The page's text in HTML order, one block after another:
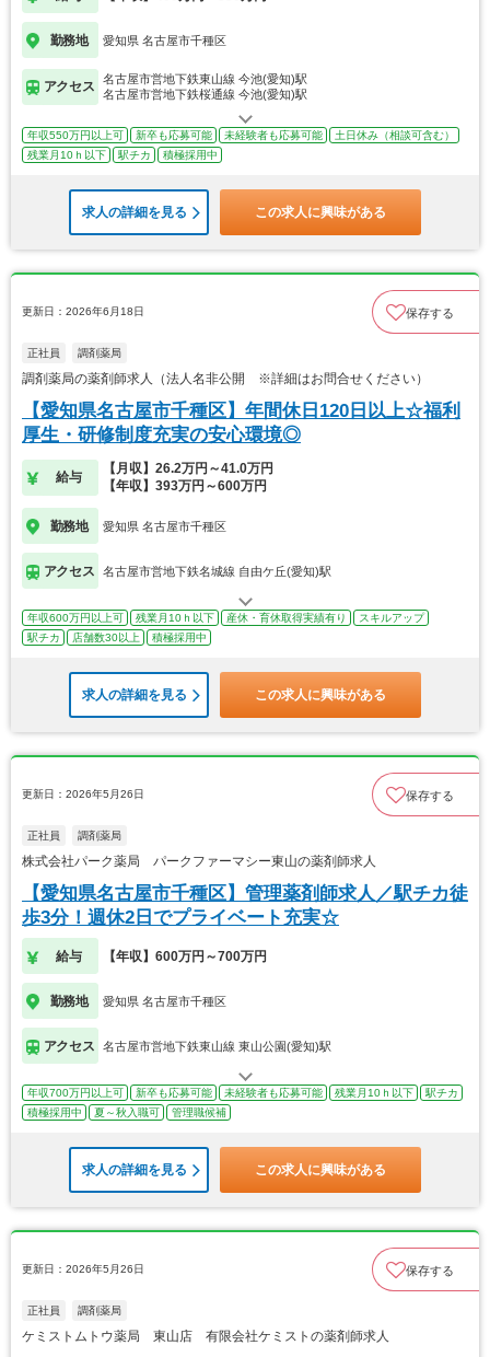
勤務地 愛知県 名古屋市千種区
アクセス
名古屋市営地下鉄東山線 今池(愛知)駅
名古屋市営地下鉄桜通線 今池(愛知)駅
年収550万円以上可 新卒も応募可能 未経験者も応募可能
土日休み（相談可含む）
残業月10ｈ以下
駅チカ 積極採用中
求人の詳細を見る この求人に興味がある
更新日：2026年6月18日 保存する
正社員 調剤薬局
調剤薬局の薬剤師求人（法人名非公開 ※詳細はお問合せください）
【愛知県名古屋市千種区】年間休日120日以上☆福利
厚生・研修制度充実の安心環境◎
給与
【月収】26.2万円～41.0万円
【年収】393万円～600万円
勤務地 愛知県 名古屋市千種区
アクセス 名古屋市営地下鉄名城線 自由ケ丘(愛知)駅
年収600万円以上可 残業月10ｈ以下 産休・育休取得実績有り
スキルアップ
駅チカ
店舗数30以上 積極採用中
求人の詳細を見る この求人に興味がある
更新日：2026年5月26日 保存する
正社員 調剤薬局
株式会社パーク薬局 パークファーマシー東山の薬剤師求人
【愛知県名古屋市千種区】管理薬剤師求人／駅チカ徒
歩3分！週休2日でプライベート充実☆
給与 【年収】600万円～700万円
勤務地 愛知県 名古屋市千種区
アクセス 名古屋市営地下鉄東山線 東山公園(愛知)駅
年収700万円以上可 新卒も応募可能 未経験者も応募可能 残業月10ｈ以下
駅チカ
積極採用中
夏～秋入職可 管理職候補
求人の詳細を見る この求人に興味がある
更新日：2026年5月26日 保存する
正社員 調剤薬局
ケミストムトウ薬局 東山店 有限会社ケミストの薬剤師求人